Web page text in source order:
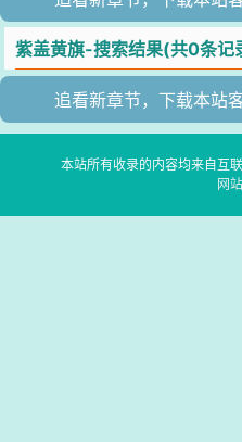
紫盖黄旗-搜索结果(共0条记
追看新章节，下载本站
本站所有收录的内容均来自互
网